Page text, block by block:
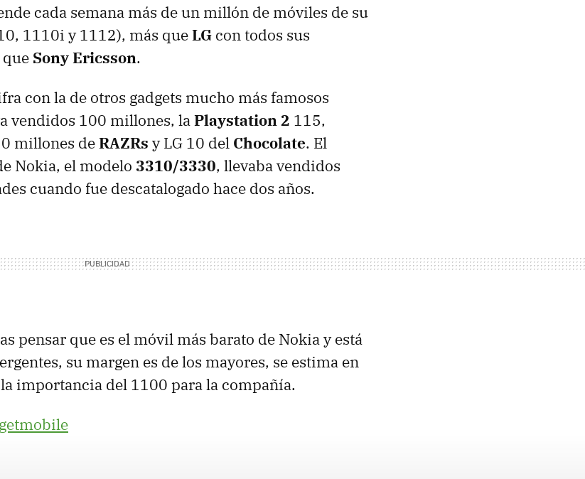
cada semana más de un millón de móviles de su
1110i y 1112), más queLG con todos sus
Sony Ericsson.
con la de otros gadgets mucho más famosos
vendidos 100 millones, laPlaystation 2 115,
millones deRAZRs y LG 10 del Chocolate. El
Nokia, el modelo 3310/3330, llevaba vendidos
cuando fue descatalogado hace dos años.
pensar que es el móvil más barato de Nokia y está
su margen es de los mayores, se estima en
importancia del 1100 para la compañía.